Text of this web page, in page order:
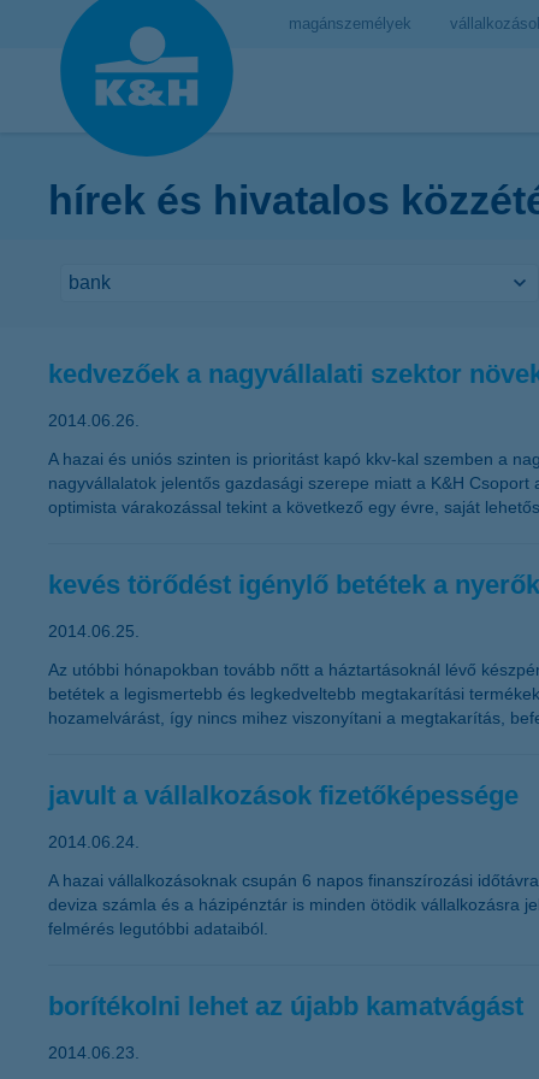
magánszemélyek
hírek és hivatalos
kedvezőek a nagyvállalati szektor
2014.06.26.
A hazai és uniós szinten is prioritást kapó kkv-kal szemben a
nagyvállalatok jelentős gazdasági szerepe miatt a K&H
optimista várakozással tekint a következő egy évre, saját
kevés törődést igénylő betétek a nyerők
2014.06.25.
Az utóbbi hónapokban tovább nőtt a háztartásoknál lévő
betétek a legismertebb és legkedveltebb megtakarítási
hozamelvárást, így nincs mihez viszonyítani a megtakarítás,
javult a vállalkozások fizetőképessége
2014.06.24.
A hazai vállalkozásoknak csupán 6 napos finanszírozási
deviza számla és a házipénztár is minden ötödik vállalkozásra
felmérés legutóbbi adataiból.
borítékolni lehet az újabb kamatvágást
2014.06.23.